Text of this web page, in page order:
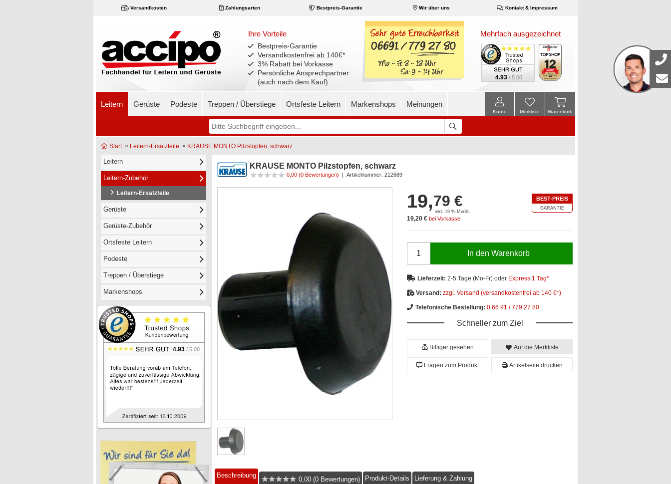
Versandkosten Zahlungsarten Bestpreis-Garantie Wir über uns Kontakt & Impressum
Ihre Vorteile
Bestpreis-Garantie
Versandkostenfrei ab 140€*
3% Rabatt bei Vorkasse
Persönliche Ansprechpartner
(auch nach dem Kauf)
Mehrfach ausgezeichnet
4.93 / 5.00
Leitern Gerüste Podeste Treppen / Überstiege Ortsfeste Leitern Markenshops Meinungen
Warenkorb
Merkliste
Konto
Start» Leitern-Ersatzteile » KRAUSE MONTO Pilzstopfen, schwarz
Leitern
Leitern-Zubehör
Leitern-Ersatzteile
Gerüste
Gerüste-Zubehör
Ortsfeste Leitern
Podeste
Treppen / Überstiege
Markenshops
4.93 / 5.00
KRAUSE MONTO Pilzstopfen, schwarz
0,00 (0 Bewertungen) | Artikelnummer: 212689
BEST-PREIS
GARANTIE
19,79 €
inkl. 19 % MwSt.
19,20 € bei Vorkasse
In den Warenkorb
Lieferzeit: 2-5 Tage (Mo-Fr) oder Express 1 Tag*
Versand: zzgl. Versand (versandkostenfrei ab 140 €*)
Telefonische Bestellung: 0 66 91 / 779 27 80
Schneller zum Ziel
Billiger gesehen Auf die Merkliste
Fragen zum Produkt Artikelseite drucken
Beschreibung
0,00 (0 Bewertungen) Produkt-Details Lieferung & Zahlung